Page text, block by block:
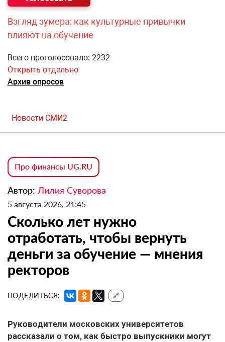
Взгляд зумера: как культурные привычки
влияют на обучение
Всего проголосовало: 2232
Открыть отдельно
Архив опросов
Новости СМИ2
Про финансы UG.RU
Автор: Лилия Суворова
5 августа 2026, 21:45
Сколько лет нужно
отработать, чтобы вернуть
деньги за обучение — мнения
ректоров
ПОДЕЛИТЬСЯ: 🔗
Руководители московских университетов
рассказали о том, как быстро выпускники могут